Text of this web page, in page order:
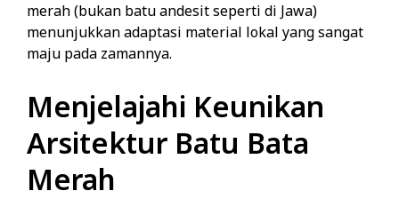
merah (bukan batu andesit seperti di Jawa)
menunjukkan adaptasi material lokal yang sangat
maju pada zamannya.
Menjelajahi Keunikan
Arsitektur Batu Bata
Merah